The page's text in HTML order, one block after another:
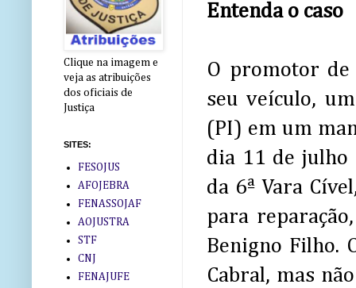
Entenda o caso
O promotor de
seu veículo,
(PI) em um
dia 11 de julho
da 6ª Vara
para
Benigno Filho.
Cabral, mas
Clique na imagem e
veja as atribuições
dos oficiais de
Justiça
SITES:
FESOJUS
AFOJEBRA
FENASSOJAF
AOJUSTRA
STF
CNJ
FENAJUFE